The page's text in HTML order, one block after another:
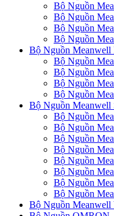
Bộ Nguồn
Bộ Nguồn
Bộ Nguồn
Bộ Nguồn
Bộ Nguồn Meanwell
Bộ Nguồn
Bộ Nguồn
Bộ Nguồn
Bộ Nguồn
Bộ Nguồn Meanwell
Bộ Nguồn
Bộ Nguồn
Bộ Nguồn
Bộ Nguồn
Bộ Nguồn
Bộ Nguồn
Bộ Nguồn
Bộ Nguồn
Bộ Nguồn Meanwell